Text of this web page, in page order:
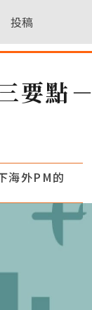
投稿
要點－
海外PM的